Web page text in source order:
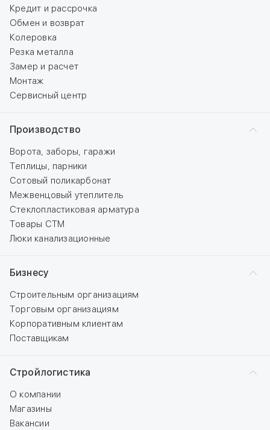
Кредит и рассрочка
Обмен и возврат
Колеровка
Резка металла
Замер и расчет
Монтаж
Сервисный центр
Производство
Ворота, заборы, гаражи
Теплицы, парники
Сотовый поликарбонат
Межвенцовый утеплитель
Стеклопластиковая арматура
Товары СТМ
Люки канализационные
Бизнесу
Строительным организациям
Торговым организациям
Корпоративным клиентам
Поставщикам
Стройлогистика
О компании
Магазины
Вакансии